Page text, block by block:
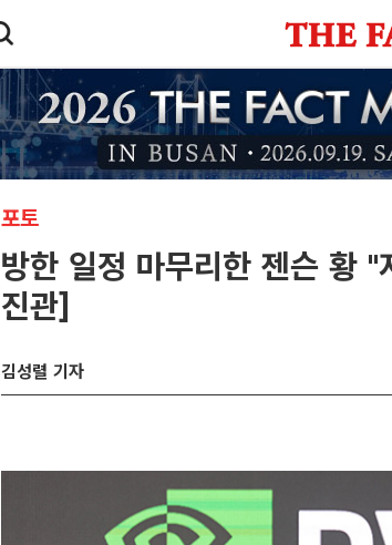
포토
방한 일정 마무리한 젠슨 황
진관]
김성렬 기자